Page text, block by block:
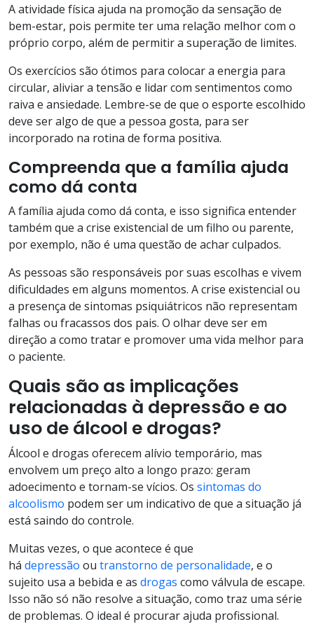
A atividade física ajuda na promoção da sensação de
bem-estar, pois permite ter uma relação melhor com o
próprio corpo, além de permitir a superação de limites.
Os exercícios são ótimos para colocar a energia para
circular, aliviar a tensão e lidar com sentimentos como
raiva e ansiedade. Lembre-se de que o esporte escolhido
deve ser algo de que a pessoa gosta, para ser
incorporado na rotina de forma positiva.
Compreenda que a família ajuda
como dá conta
A família ajuda como dá conta, e isso significa entender
também que a crise existencial de um filho ou parente,
por exemplo, não é uma questão de achar culpados.
As pessoas são responsáveis por suas escolhas e vivem
dificuldades em alguns momentos. A crise existencial ou
a presença de sintomas psiquiátricos não representam
falhas ou fracassos dos pais. O olhar deve ser em
direção a como tratar e promover uma vida melhor para
o paciente.
Quais são as implicações
relacionadas à depressão e ao
uso de álcool e drogas?
Álcool e drogas oferecem alívio temporário, mas
envolvem um preço alto a longo prazo: geram
adoecimento e tornam-se vícios. Os sintomas do
alcoolismo podem ser um indicativo de que a situação já
está saindo do controle.
Muitas vezes, o que acontece é que
há depressão ou transtorno de personalidade, e o
sujeito usa a bebida e as drogas como válvula de escape.
Isso não só não resolve a situação, como traz uma série
de problemas. O ideal é procurar ajuda profissional.